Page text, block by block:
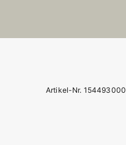
Artikel-Nr. 154493000